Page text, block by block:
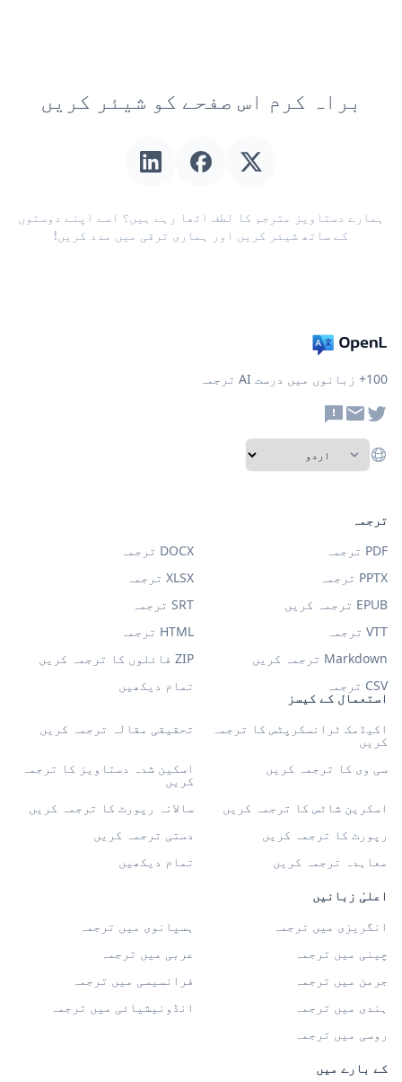
براہ کرم اس صفحے کو شیئر کریں
ہمارے دستاویز مترجم کا لطف اٹھا رہے ہیں؟ اسے اپنے دوستوں
کے ساتھ شیئر کریں اور ہماری ترقی میں مدد کریں!
100+ زبانوں میں درست AI ترجمہ
استعمال کے کیسز
اکیڈمک ٹرانسکرپٹس کا ترجمہ
کریں
تحقیقی مقالہ ترجمہ کریں
سی وی کا ترجمہ کریں اسکین شدہ دستاویز کا ترجمہ
کریں
اسکرین شاٹس کا ترجمہ کریں
سالانہ رپورٹ کا ترجمہ کریں
رپورٹ کا ترجمہ کریں
دستی ترجمہ کریں
معاہدہ ترجمہ کریں
تمام دیکھیں
اعلیٰ زبانیں
انگریزی میں ترجمہ
ہسپانوی میں ترجمہ
چینی میں ترجمہ
عربی میں ترجمہ
جرمن میں ترجمہ
فرانسیسی میں ترجمہ
ہندی میں ترجمہ
انڈونیشیائی میں ترجمہ
روسی میں ترجمہ
ترجمہ
PDF ترجمہ
DOCX ترجمہ
PPTX ترجمہ
XLSX ترجمہ
EPUB ترجمہ کریں
SRT ترجمہ
VTT ترجمہ
HTML ترجمہ
Markdown ترجمہ کریں
ZIP فائلوں کا ترجمہ کریں
CSV ترجمہ
تمام دیکھیں
کے بارے میں